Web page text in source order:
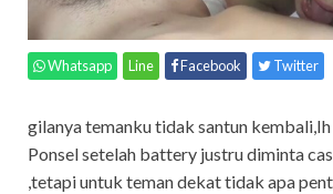
Whatsapp Line Facebook Twitter
gilanya temanku tidak santun
Ponsel setelah battery justru diminta
,tetapi untuk teman dekat tidak apa